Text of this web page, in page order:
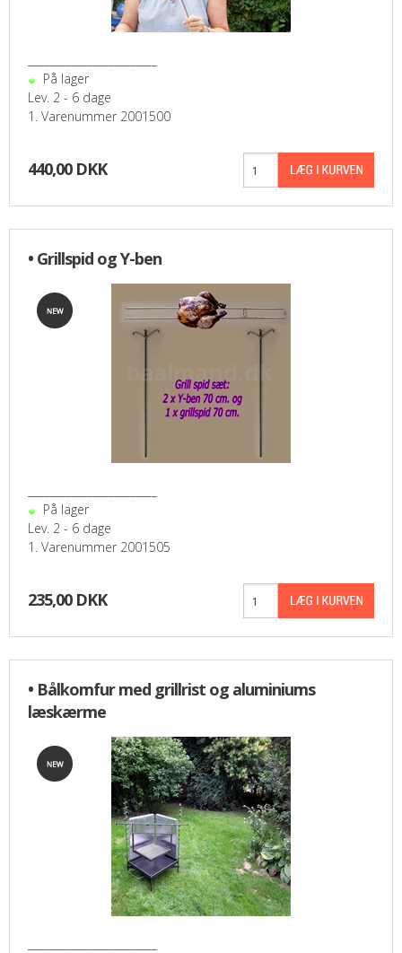
På lager
Lev. 2 - 6 dage
1. Varenummer 2001500
440,00 DKK
• Grillspid og Y-ben
På lager
Lev. 2 - 6 dage
1. Varenummer 2001505
235,00 DKK
• Bålkomfur med grillrist og aluminiums
læskærme